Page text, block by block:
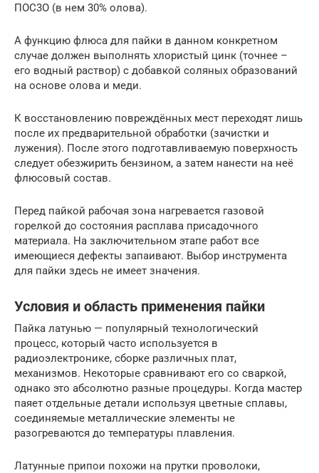
ПОС3О (в нем 30% олова).
А функцию флюса для пайки в данном конкретном
случае должен выполнять хлористый цинк (точнее –
его водный раствор) с добавкой соляных образований
на основе олова и меди.
К восстановлению повреждённых мест переходят лишь
после их предварительной обработки (зачистки и
лужения). После этого подготавливаемую поверхность
следует обезжирить бензином, а затем нанести на неё
флюсовый состав.
Перед пайкой рабочая зона нагревается газовой
горелкой до состояния расплава присадочного
материала. На заключительном этапе работ все
имеющиеся дефекты запаивают. Выбор инструмента
для пайки здесь не имеет значения.
Условия и область применения пайки
Пайка латунью — популярный технологический
процесс, который часто используется в
радиоэлектронике, сборке различных плат,
механизмов. Некоторые сравнивают его со сваркой,
однако это абсолютно разные процедуры. Когда мастер
паяет отдельные детали используя цветные сплавы,
соединяемые металлические элементы не
разогреваются до температуры плавления.
Латунные припои похожи на прутки проволоки,